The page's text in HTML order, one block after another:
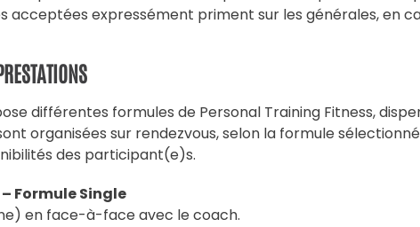
acceptées expressément priment sur les générales, en
différentes formules de Personal Training Fitness,
organisées sur rendezvous, selon la formule
des participant(e)s.
Formule Single
en face-à-face avec le coach.